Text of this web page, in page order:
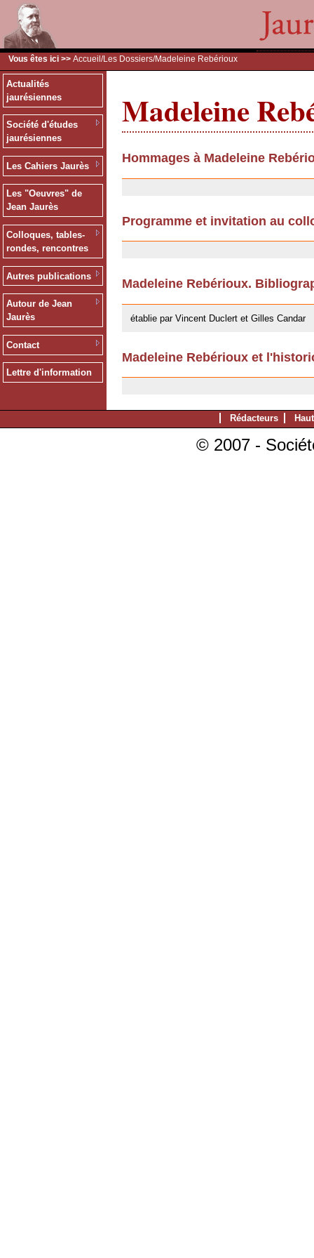
Vous êtes ici >> Accueil /Les Dossiers/Madeleine Rebérioux
Actualités
jaurésiennes
Société d'études
jaurésiennes
Les Cahiers Jaurès
Les "Oeuvres" de
Jean Jaurès
Colloques, tables-
rondes, rencontres
Autres publications
Autour de Jean
Jaurès
Contact
Lettre d'information
Madeleine
Hommages à Madeleine
Programme et invitation au
Madeleine Rebérioux.
établie par Vincent Duclert et Gilles Candar
Madeleine Rebérioux et
Rédacteurs
© 2007 -